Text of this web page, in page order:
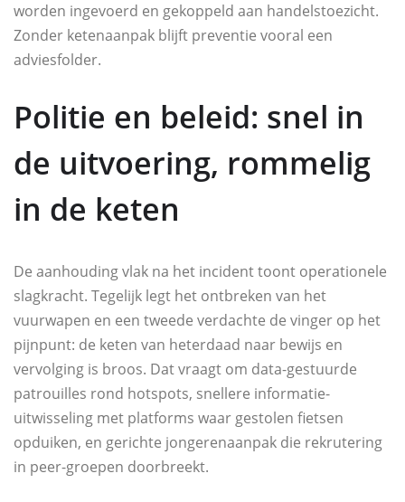
worden ingevoerd en gekoppeld aan handelstoezicht.
Zonder ketenaanpak blijft preventie vooral een
adviesfolder.
Politie en beleid: snel in
de uitvoering, rommelig
in de keten
De aanhouding vlak na het incident toont operationele
slagkracht. Tegelijk legt het ontbreken van het
vuurwapen en een tweede verdachte de vinger op het
pijnpunt: de keten van heterdaad naar bewijs en
vervolging is broos. Dat vraagt om data-gestuurde
patrouilles rond hotspots, snellere informatie-
uitwisseling met platforms waar gestolen fietsen
opduiken, en gerichte jongerenaanpak die rekrutering
in peer-groepen doorbreekt.